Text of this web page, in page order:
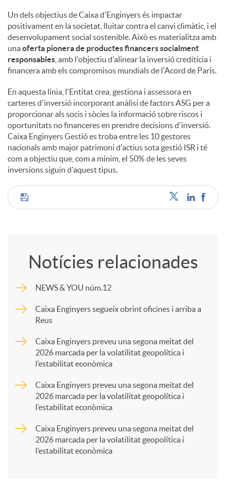
Un dels objectius de Caixa d'Enginyers és impactar
positivament en la societat, lluitar contra el canvi climàtic, i el
desenvolupament social sostenible. Això es materialitza amb
unaoferta pionera de productes financers socialment
responsables , amb l'objectiu d'alinear la inversió creditícia i
financera amb els compromisos mundials de l'Acord de París.
En aquesta línia, l'Entitat crea, gestiona i assessora en
carteres d'inversió incorporant anàlisi de factors ASG per a
proporcionar als socis i sòcies la informació sobre riscos i
oportunitats no financeres en prendre decisions d'inversió.
Caixa Enginyers Gestió es troba entre les 10 gestores
nacionals amb major patrimoni d'actius sota gestió ISR i té
com a objectiu que, com a mínim, el 50% de les seves
inversions siguin d'aquest tipus.
C
m
p
a
Notícies relacionades
NEWS & YOU núm.12
Caixa Enginyers segueix obrint oficines i arriba a
Reus
Caixa Enginyers preveu una segona meitat del
2026 marcada per la volatilitat geopolítica i
l’estabilitat econòmica
Caixa Enginyers preveu una segona meitat del
2026 marcada per la volatilitat geopolítica i
l’estabilitat econòmica
Caixa Enginyers preveu una segona meitat del
2026 marcada per la volatilitat geopolítica i
l’estabilitat econòmica